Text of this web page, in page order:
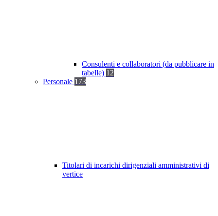
Consulenti e collaboratori (da pubblicare in
tabelle) 12
Personale 173
Titolari di incarichi dirigenziali amministrativi di
vertice